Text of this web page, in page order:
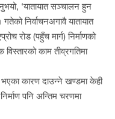
‘यातायात सञ्चालन हुन
निर्वाचनअगावै यातायात
रोड (पहुँच मार्ग) निर्माणको
काम तीव्रगतिमा
कारण दाउन्ने खण्डमा केही
पनि अन्तिम चरणमा